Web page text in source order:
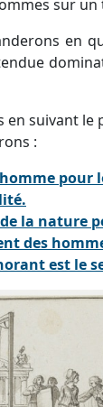
sur
en
suivant le
:
pour
de la nature
des
est le